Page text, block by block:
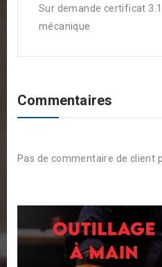
Sur demande certificat
mécanique
Commentaires
Pas de commentaire de client